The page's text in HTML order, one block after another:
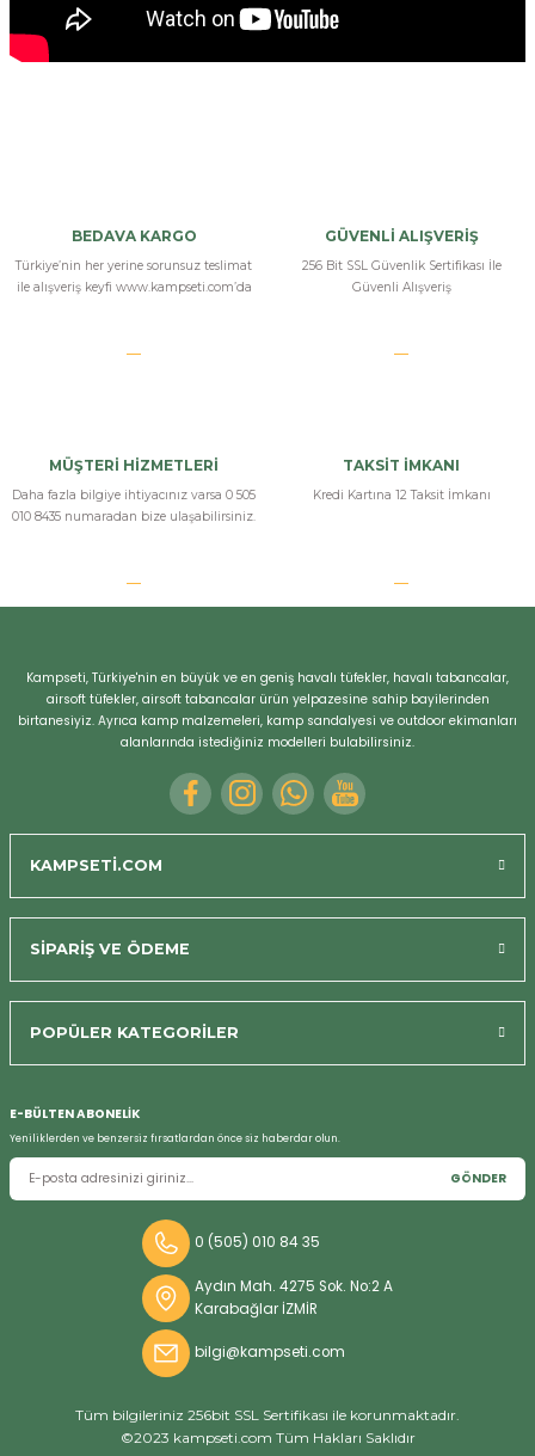
BEDAVA KARGO
Türkiye’nin her yerine sorunsuz teslimat
ile alışveriş keyfi www.kampseti.com’da
GÜVENLİ ALIŞVERİŞ
256 Bit SSL Güvenlik Sertifikası İle
Güvenli Alışveriş
MÜŞTERİ HİZMETLERİ
Daha fazla bilgiye ihtiyacınız varsa 0 505
010 8435 numaradan bize ulaşabilirsiniz.
TAKSİT İMKANI
Kredi Kartına 12 Taksit İmkanı
Kampseti, Türkiye'nin en büyük ve en geniş havalı tüfekler, havalı tabancalar,
airsoft tüfekler, airsoft tabancalar ürün yelpazesine sahip bayilerinden
birtanesiyiz. Ayrıca kamp malzemeleri, kamp sandalyesi ve outdoor ekimanları
alanlarında istediğiniz modelleri bulabilirsiniz.
KAMPSETİ.COM
SİPARİŞ VE ÖDEME
POPÜLER KATEGORİLER
E-BÜLTEN ABONELİK
Yeniliklerden ve benzersiz fırsatlardan önce siz haberdar olun.
GÖNDER
0 (505) 010 84 35
Aydın Mah. 4275 Sok. No:2 A
Karabağlar İZMİR
bilgi@kampseti.com
Tüm bilgileriniz 256bit SSL Sertifikası ile korunmaktadır.
©2023 kampseti.com Tüm Hakları Saklıdır
Bizi Arayın